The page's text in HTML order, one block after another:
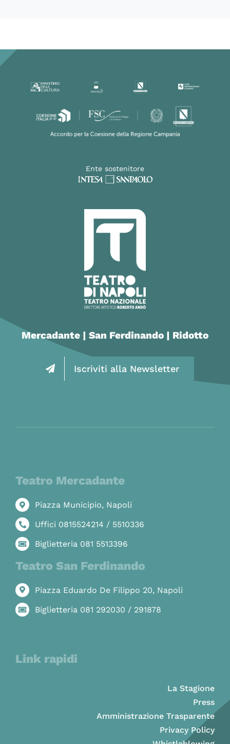
Ente sostenitore
Mercadante | San Ferdinando | Ridotto
Iscriviti alla Newsletter
Teatro Mercadante
Piazza Municipio, Napoli
Uffici 0815524214 / 5510336
Biglietteria 081 5513396
Teatro San Ferdinando
Piazza Eduardo De Filippo 20, Napoli
Biglietteria 081 292030 / 291878
Link rapidi
La Stagione
Press
Amministrazione Trasparente
Privacy Policy